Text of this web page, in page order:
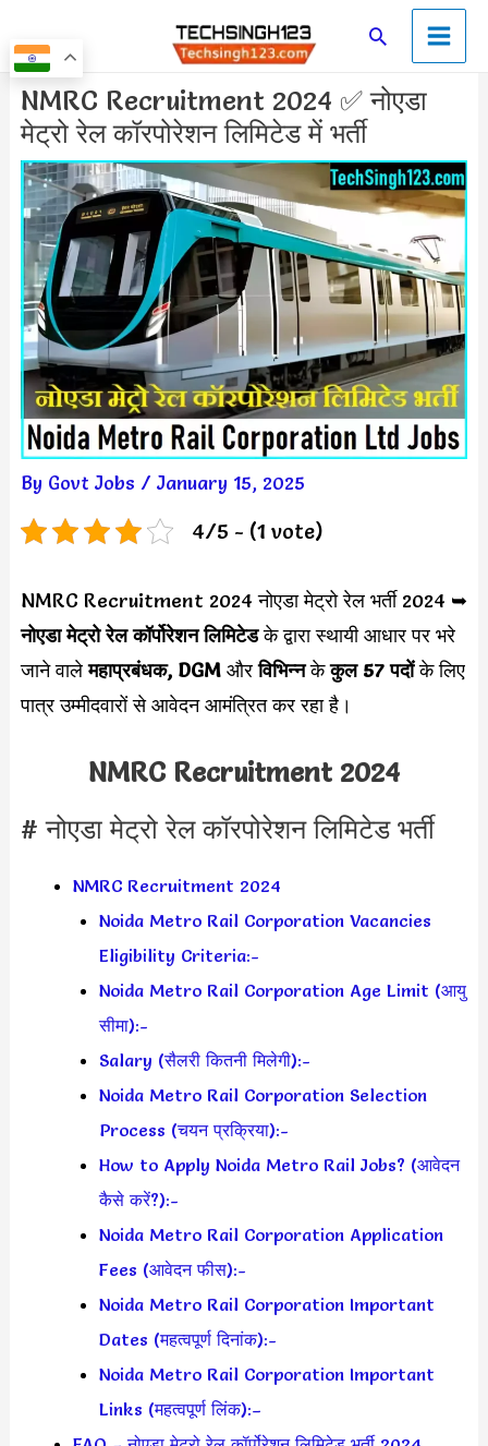
to
content
SearchMain
Menu
NMRC Recruitment 2024 ✅ नोएडा
मेट्रो रेल कॉरपोरेशन लिमिटेड में भर्ती
By Govt Jobs / January 15, 2025
4/5 - (1 vote)
NMRC Recruitment 2024 नोएडा मेट्रो रेल भर्ती 2024 ➥
नोएडा मेट्रो रेल कॉर्पोरेशनलिमिटेडके द्वारा स्थायी आधार पर भरे
जाने वालेमहाप्रबंधक, DGMऔरविभिन्नकेकुल 57 पदोंके लिए
पात्र उम्मीदवारों से आवेदन आमंत्रित कर रहा है।
NMRC Recruitment 2024
# नोएडा मेट्रो रेल कॉरपोरेशन लिमिटेड भर्ती
NMRC Recruitment 2024
Noida Metro Rail Corporation Vacancies
Eligibility Criteria:-
Noida Metro Rail Corporation Age Limit (आयु
सीमा):-
Salary (सैलरी कितनी मिलेगी):-
Noida Metro Rail Corporation Selection
Process (चयन प्रक्रिया):-
How to Apply Noida Metro Rail Jobs? (आवेदन
कैसे करें?):-
Noida Metro Rail Corporation Application
Fees (आवेदन फीस):-
Noida Metro Rail Corporation Important
Dates (महत्वपूर्ण दिनांक):-
Noida Metro Rail Corporation Important
Links (महत्वपूर्ण लिंक):–
Post
navigation